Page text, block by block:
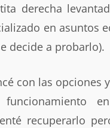
derecha
en asuntos
decide a probarlo).
con las opciones
recuperarlo